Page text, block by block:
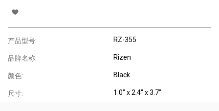
产品型号: RZ-355
品牌名称: Rizen
颜色: Black
尺寸: 1.0" x 2.4" x 3.7"